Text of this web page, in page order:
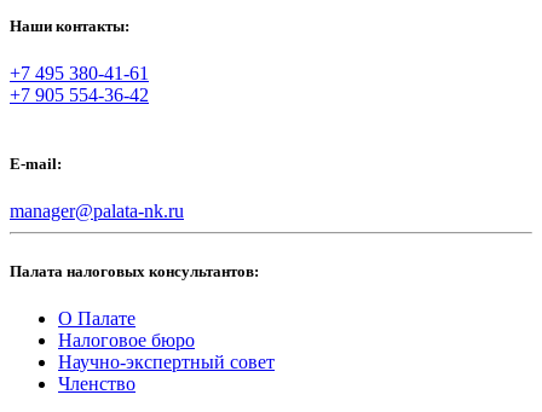
Наши контакты:
+7 495 380-41-61
+7 905 554-36-42
E-mail:
manager@palata-nk.ru
Палата налоговых консультантов:
О Палате
Налоговое бюро
Научно-экспертный совет
Членство